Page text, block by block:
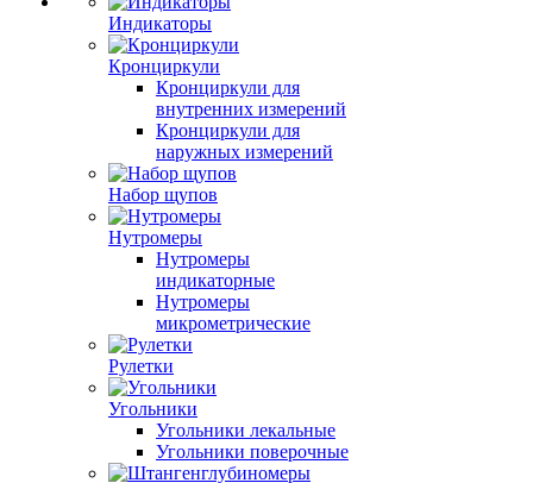
Индикаторы
Кронциркули
Кронциркули для
внутренних измерений
Кронциркули для
наружных измерений
Набор щупов
Нутромеры
Нутромеры
индикаторные
Нутромеры
микрометрические
Рулетки
Угольники
Угольники лекальные
Угольники поверочные